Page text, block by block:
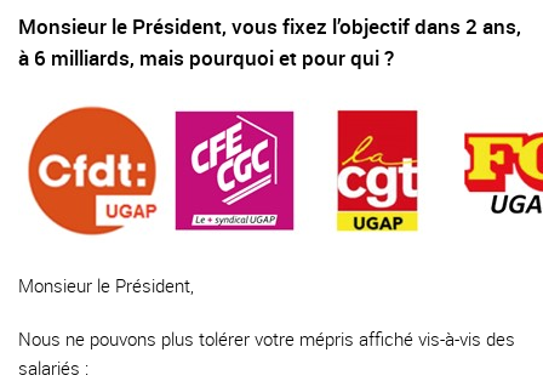
Monsieur le Président, vous fixez l’objectif dans 2 ans,
à 6 milliards, mais pourquoi et pour qui ?
Monsieur le Président,
Nous ne pouvons plus tolérer votre mépris affiché vis-à-vis des
salariés :